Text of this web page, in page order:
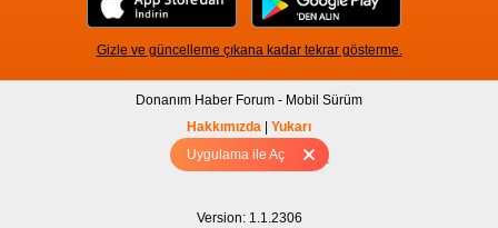
Uygulama ile Aç
Gizle ve güncelleme çıkana kadar tekrar gösterme.
Donanım Haber Forum - Mobil Sürüm
Hakkımızda | Yukarı
Tam sürüm için Tıklayınız
Version: 1.1.2306